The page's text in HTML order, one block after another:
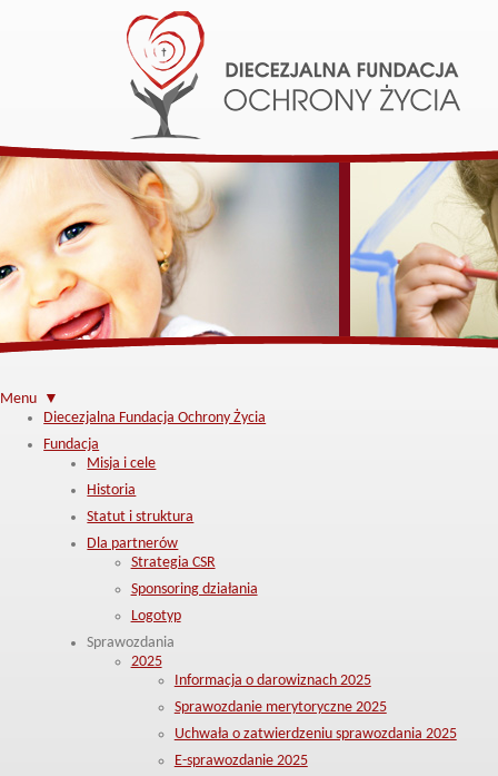
Menu ▼
Diecezjalna Fundacja Ochrony Życia
Fundacja
Misja i cele
Historia
Statut i struktura
Dla partnerów
Strategia CSR
Sponsoring działania
Logotyp
Sprawozdania
2025
Informacja o darowiznach 2025
Sprawozdanie merytoryczne 2025
Uchwała o zatwierdzeniu sprawozdania 2025
E-sprawozdanie 2025